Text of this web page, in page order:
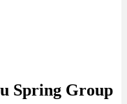
Spring Group